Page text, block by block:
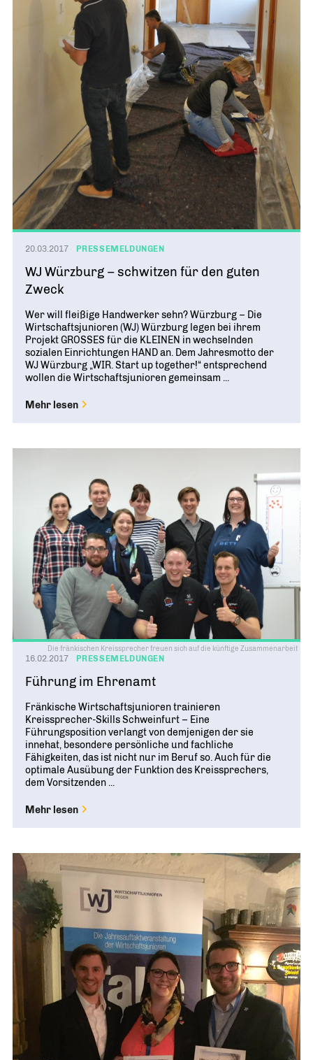
20.03.2017 PRESSEMELDUNGEN
WJ Würzburg – schwitzen für den guten
Zweck
Wer will fleißige Handwerker sehn? Würzburg – Die
Wirtschaftsjunioren (WJ) Würzburg legen bei ihrem
Projekt GROSSES für die KLEINEN in wechselnden
sozialen Einrichtungen HAND an. Dem Jahresmotto der
WJ Würzburg „WIR. Start up together!“ entsprechend
wollen die Wirtschaftsjunioren gemeinsam ...
Mehr lesen
Die fränkischen Kreissprecher freuen sich auf die künftige Zusammenarbeit
16.02.2017 PRESSEMELDUNGEN
Führung im Ehrenamt
Fränkische Wirtschaftsjunioren trainieren
Kreissprecher-Skills Schweinfurt – Eine
Führungsposition verlangt von demjenigen der sie
innehat, besondere persönliche und fachliche
Fähigkeiten, das ist nicht nur im Beruf so. Auch für die
optimale Ausübung der Funktion des Kreissprechers,
dem Vorsitzenden ...
Mehr lesen